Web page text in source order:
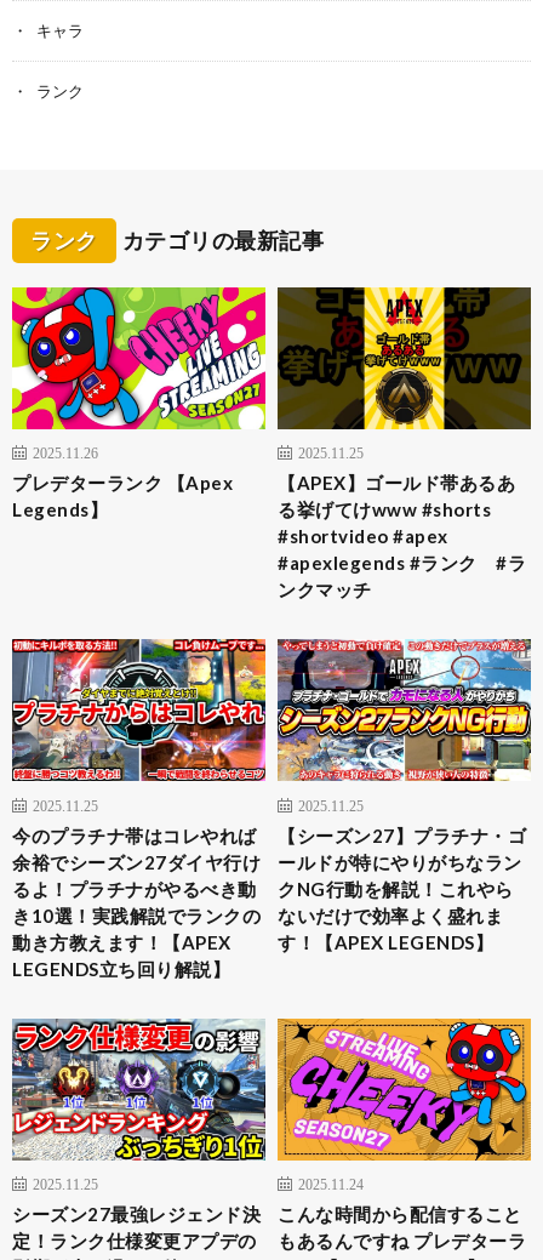
キャラ
ランク
ランク カテゴリの最新記事
2025.11.26
プレデターランク 【Apex
Legends】
2025.11.25
【APEX】ゴールド帯あるあ
る挙げてけwww #shorts
#shortvideo #apex
#apexlegends #ランク #ラ
ンクマッチ
2025.11.25
今のプラチナ帯はコレやれば
余裕でシーズン27ダイヤ行け
るよ！プラチナがやるべき動
き10選！実践解説でランクの
動き方教えます！【APEX
LEGENDS立ち回り解説】
2025.11.25
【シーズン27】プラチナ・ゴ
ールドが特にやりがちなラン
クNG行動を解説！これやら
ないだけで効率よく盛れま
す！【APEX LEGENDS】
2025.11.25
シーズン27最強レジェンド決
定！ランク仕様変更アプデの
2025.11.24
こんな時間から配信すること
もあるんですね プレデターラ